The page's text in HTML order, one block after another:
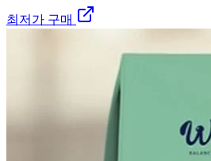
최저가 구매